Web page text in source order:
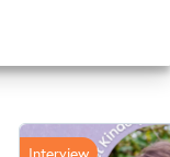
Interview